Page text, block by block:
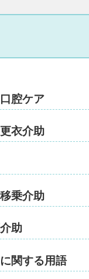
腔ケア
衣介助
乗介助
助
関する用語